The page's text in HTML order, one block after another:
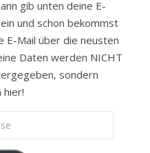
gib unten deine E-
und schon bekommst
E-Mail über die neusten
Daten werden NICHT
sondern
hier!